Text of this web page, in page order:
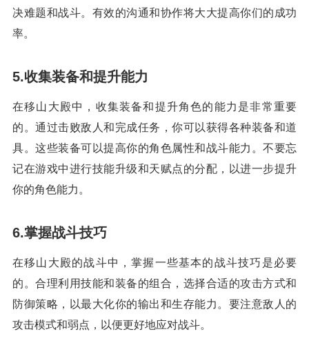
决难题和战斗。有效的沟通和协作将大大提高你们的成功
率。
5.收集装备和提升能力
在移山大殿中，收集装备和提升角色的能力是非常重要
的。通过击败敌人和完成任务，你可以获得各种装备和道
具。这些装备可以提高你的角色属性和战斗能力。不要忘
记在游戏中进行技能升级和天赋点的分配，以进一步提升
你的角色能力。
6.掌握战斗技巧
在移山大殿的战斗中，掌握一些基本的战斗技巧是必要
的。合理利用技能和装备的组合，选择合适的攻击方式和
防御策略，以最大化你的输出和生存能力。要注意敌人的
攻击模式和弱点，以便更好地应对战斗。